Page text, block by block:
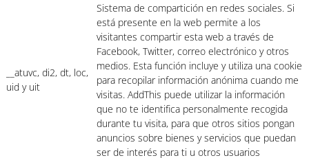
__atuvc, di2, dt, loc,
uid y uit
Sistema de compartición en redes sociales. Si
está presente en la web permite a los
visitantes compartir esta web a través de
Facebook, Twitter, correo electrónico y otros
medios. Esta función incluye y utiliza una cookie
para recopilar información anónima cuando me
visitas. AddThis puede utilizar la información
que no te identifica personalmente recogida
durante tu visita, para que otros sitios pongan
anuncios sobre bienes y servicios que puedan
ser de interés para ti u otros usuarios